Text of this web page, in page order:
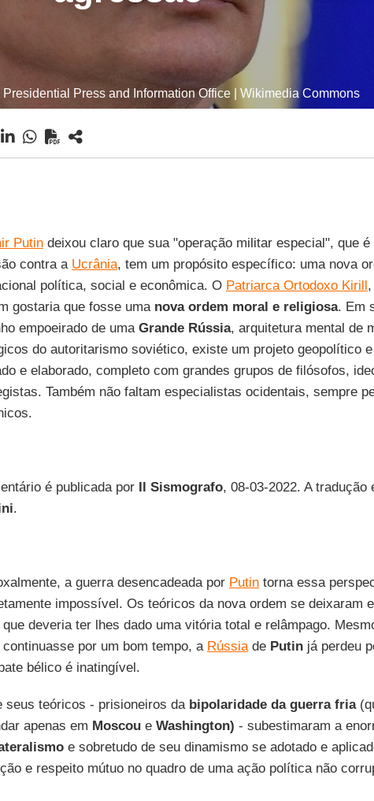
Presidential Press and Information Office | Wikimedia Commons
Putindeixou claro que sua "operação militar especial", que é
contra a Ucrânia, tem um propósito específico: uma nova
política, social e econômica. O Patriarca Ortodoxo Kirill
gostaria que fosse uma nova ordem moral e religiosa. Em
empoeirado de uma Grande Rússia, arquitetura mental de
do autoritarismo soviético, existe um projeto geopolítico
e elaborado, completo com grandes grupos de filósofos,
Também não faltam especialistas ocidentais, sempre
é publicada por Il Sismografo, 08-03-2022. A tradução
.
a guerra desencadeada por Putintorna essa
impossível. Os teóricos da nova ordem se deixaram
que deveria ter lhes dado uma vitória total e relâmpago.
continuasse por um bom tempo, a Rússiade Putinjá perdeu
bélico é inatingível.
seus teóricos - prisioneiros da bipolaridade da guerra fria
apenas em Moscoue Washington) - subestimaram a
e sobretudo de seu dinamismo se adotado e
e respeito mútuo no quadro de uma ação política não